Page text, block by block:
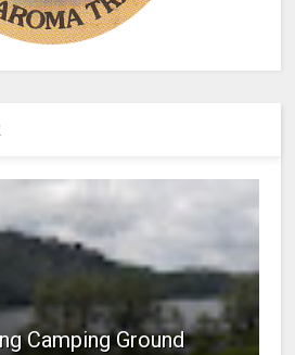
Camping Ground